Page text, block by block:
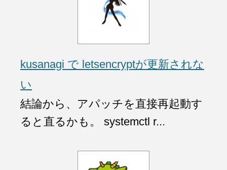
kusanagi で letsencryptが更新されな
い
結論から、アパッチを直接再起動す
ると直るかも。 systemctl r...